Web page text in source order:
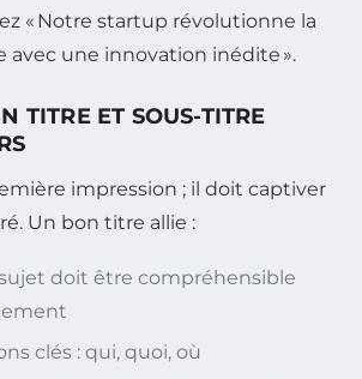
« Notre startup révolutionne la
avec une innovation inédite ».
TITRE ET SOUS-TITRE
impression ; il doit captiver
Un bon titre allie :
sujet doit être compréhensible
clés : qui, quoi, où